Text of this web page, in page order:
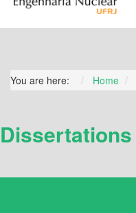
You are here: Home
Dissertations